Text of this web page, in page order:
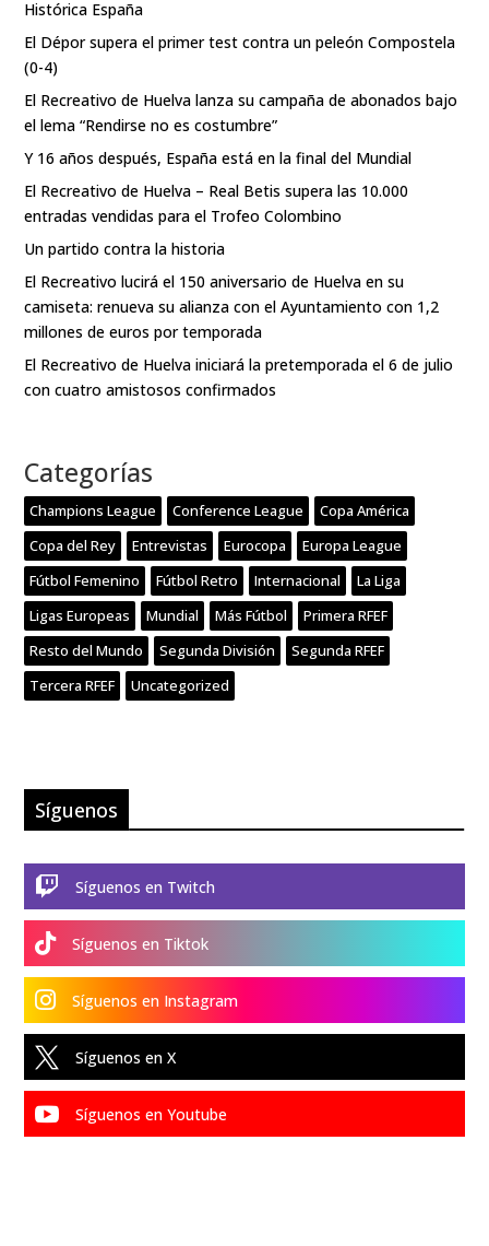
Histórica España
El Dépor supera el primer test contra un peleón Compostela
(0-4)
El Recreativo de Huelva lanza su campaña de abonados bajo
el lema “Rendirse no es costumbre”
Y 16 años después, España está en la final del Mundial
El Recreativo de Huelva – Real Betis supera las 10.000
entradas vendidas para el Trofeo Colombino
Un partido contra la historia
El Recreativo lucirá el 150 aniversario de Huelva en su
camiseta: renueva su alianza con el Ayuntamiento con 1,2
millones de euros por temporada
El Recreativo de Huelva iniciará la pretemporada el 6 de julio
con cuatro amistosos confirmados
Categorías
Champions League Conference League
Copa América
Copa del Rey
Entrevistas Eurocopa
Europa League
Fútbol Femenino
Fútbol Retro Internacional
La Liga
Ligas Europeas
Mundial Más Fútbol
Primera RFEF
Resto del Mundo
Segunda División
Segunda RFEF
Tercera RFEF
Uncategorized
Síguenos
 Síguenos en Twitch
 Síguenos en Tiktok
 Síguenos en Instagram
 Síguenos en X
 Síguenos en Youtube